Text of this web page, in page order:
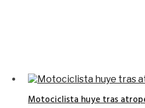
Motociclista huye tras